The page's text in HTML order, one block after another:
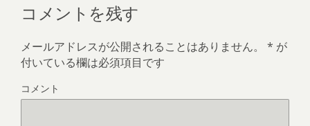
コメントを残す
メールアドレスが公開されることはありません。 * が
付いている欄は必須項目です
コメント